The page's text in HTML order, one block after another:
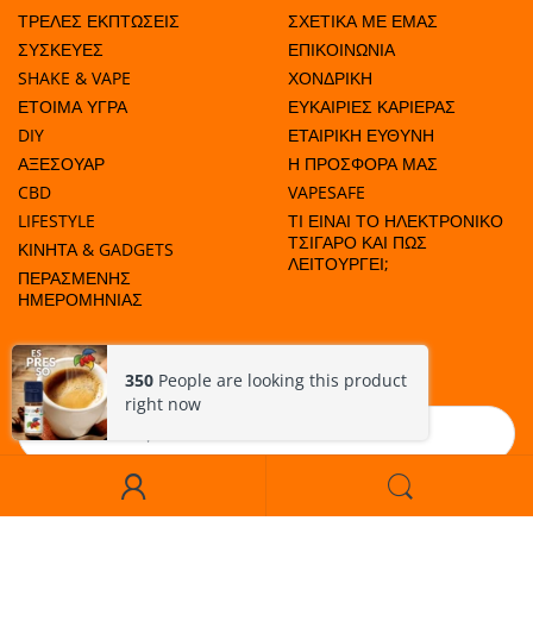
ΤΡΕΛΕΣ ΕΚΠΤΩΣΕΙΣ
ΣΥΣΚΕΥΕΣ
SHAKE & VAPE
ΕΤΟΙΜΑ ΥΓΡΑ
DIY
ΑΞΕΣΟΥΑΡ
CBD
LIFESTYLE
ΚΙΝΗΤΑ & GADGETS
ΠΕΡΑΣΜΕΝΗΣ
ΗΜΕΡΟΜΗΝΙΑΣ
ΣΧΕΤΙΚΑ ΜΕ ΕΜΑΣ
ΕΠΙΚΟΙΝΩΝΙΑ
ΧΟΝΔΡΙΚΗ
ΕΥΚΑΙΡΙΕΣ ΚΑΡΙΕΡΑΣ
ΕΤΑΙΡΙΚΗ ΕΥΘΥΝΗ
Η ΠΡΟΣΦΟΡΑ ΜΑΣ
VAPESAFE
ΤΙ ΕΙΝΑΙ ΤΟ ΗΛΕΚΤΡΟΝΙΚΟ
ΤΣΙΓΑΡΟ ΚΑΙ ΠΩΣ
ΛΕΙΤΟΥΡΓΕΙ;
ΜΑΘΕΤΕ ΠΟΤΕ ΕΧΟΥΜΕ ΠΡΟΣΦΟΡΕΣ!
350 People are looking this product
right now